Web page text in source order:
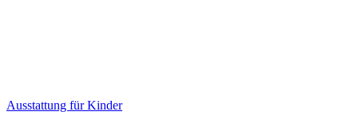
Ausstattung für Kinder